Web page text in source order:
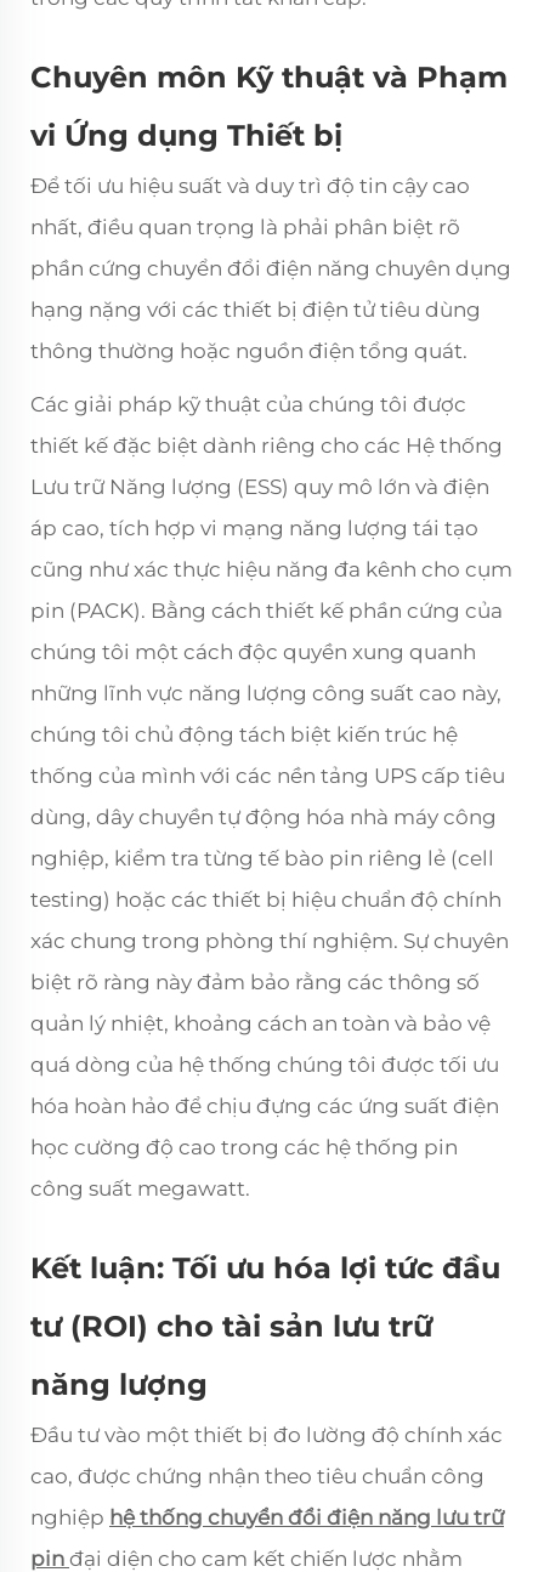
Chuyên môn Kỹ thuật và Phạm
vi Ứng dụng Thiết bị
Để tối ưu hiệu suất và duy trì độ tin cậy cao
nhất, điều quan trọng là phải phân biệt rõ
phần cứng chuyển đổi điện năng chuyên dụng
hạng nặng với các thiết bị điện tử tiêu dùng
thông thường hoặc nguồn điện tổng quát.
Các giải pháp kỹ thuật của chúng tôi được
thiết kế đặc biệt dành riêng cho các Hệ thống
Lưu trữ Năng lượng (ESS) quy mô lớn và điện
áp cao, tích hợp vi mạng năng lượng tái tạo
cũng như xác thực hiệu năng đa kênh cho cụm
pin (PACK). Bằng cách thiết kế phần cứng của
chúng tôi một cách độc quyền xung quanh
những lĩnh vực năng lượng công suất cao này,
chúng tôi chủ động tách biệt kiến trúc hệ
thống của mình với các nền tảng UPS cấp tiêu
dùng, dây chuyền tự động hóa nhà máy công
nghiệp, kiểm tra từng tế bào pin riêng lẻ (cell
testing) hoặc các thiết bị hiệu chuẩn độ chính
xác chung trong phòng thí nghiệm. Sự chuyên
biệt rõ ràng này đảm bảo rằng các thông số
quản lý nhiệt, khoảng cách an toàn và bảo vệ
quá dòng của hệ thống chúng tôi được tối ưu
hóa hoàn hảo để chịu đựng các ứng suất điện
học cường độ cao trong các hệ thống pin
công suất megawatt.
Kết luận: Tối ưu hóa lợi tức đầu
tư (ROI) cho tài sản lưu trữ
năng lượng
Đầu tư vào một thiết bị đo lường độ chính xác
cao, được chứng nhận theo tiêu chuẩn công
nghiệp hệ thống chuyển đổi điện năng lưu trữ
pin đại diện cho cam kết chiến lược nhằm